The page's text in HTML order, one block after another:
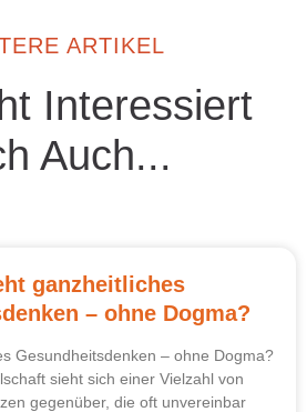
ARTIKEL
Interessiert
Auch...
ganzheitliches
– ohne Dogma?
Gesundheitsdenken – ohne Dogma?
sieht sich einer Vielzahl von
gegenüber, die oft unvereinbar